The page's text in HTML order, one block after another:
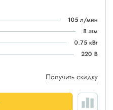
105 л/мин
8 атм
0.75 кВт
220 В
Получить скидку